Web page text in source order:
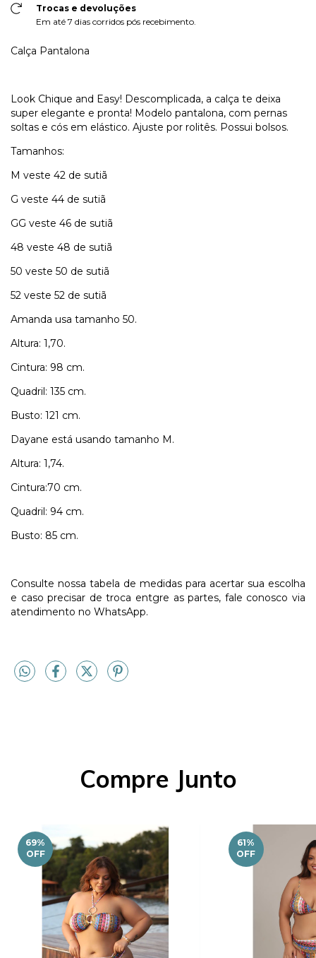
Trocas e devoluções
Em até 7 dias corridos pós recebimento.
Calça Pantalona
Look Chique and Easy! Descomplicada, a calça te deixa
super elegante e pronta! Modelo pantalona, com pernas
soltas e cós em elástico. Ajuste por rolitês. Possui bolsos.
Tamanhos:
M veste 42 de sutiã
G veste 44 de sutiã
GG veste 46 de sutiã
48 veste 48 de sutiã
50 veste 50 de sutiã
52 veste 52 de sutiã
Amanda usa tamanho 50.
Altura: 1,70.
Cintura: 98 cm.
Quadril: 135 cm.
Busto: 121 cm.
Dayane está usando tamanho M.
Altura: 1,74.
Cintura:70 cm.
Quadril: 94 cm.
Busto: 85 cm.
Consulte nossa tabela de medidas para acertar sua escolha
e caso precisar de troca entgre as partes, fale conosco via
atendimento no WhatsApp.
Compre Junto
69%
OFF
61%
OFF